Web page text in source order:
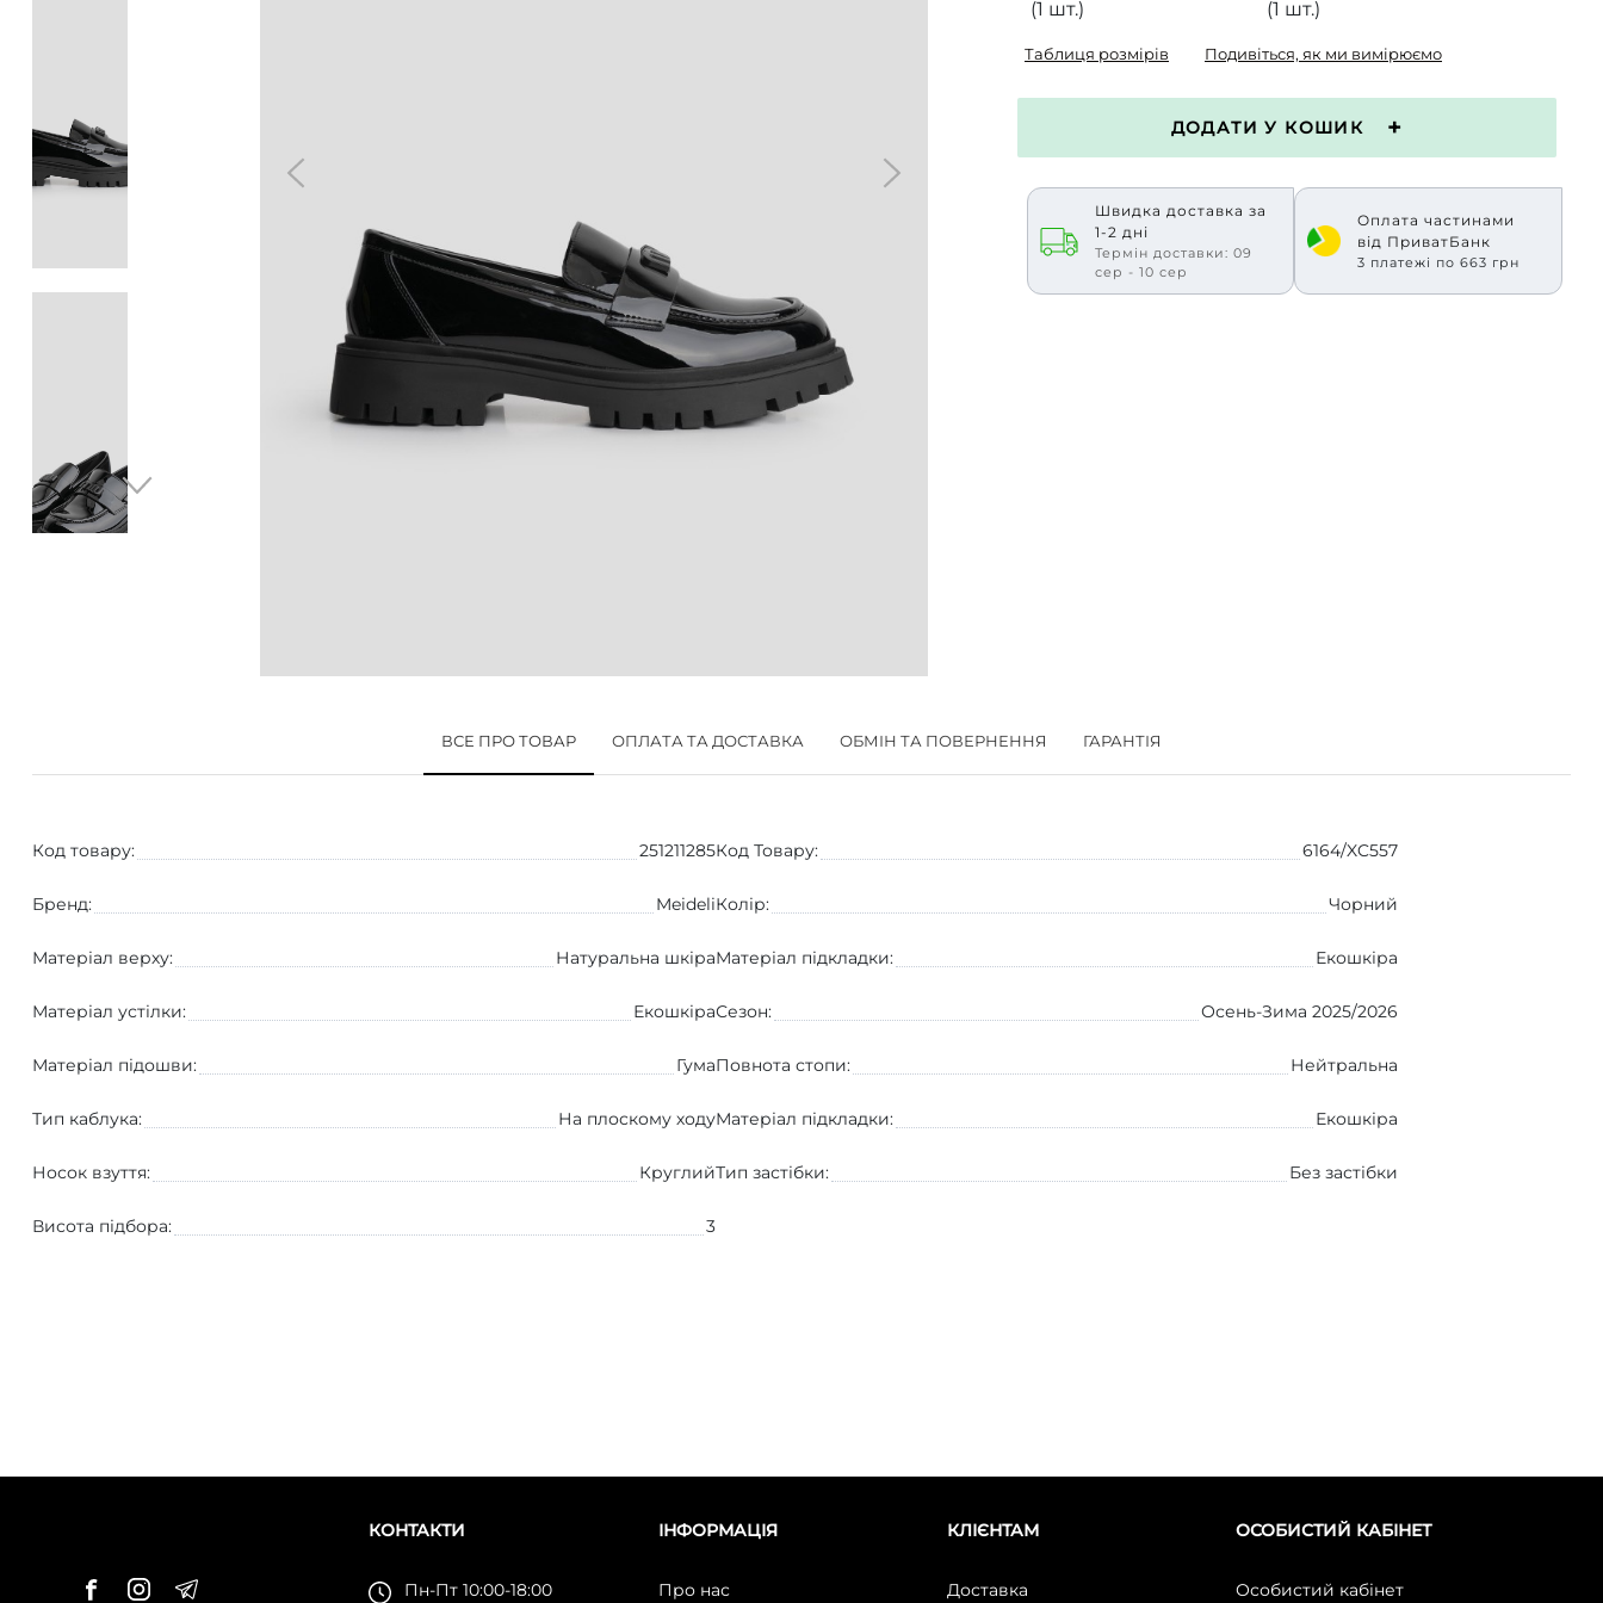
(1 шт.) (1 шт.)
Таблиця розмірів Подивіться, як ми вимірюємо
ДОДАТИ У КОШИК
Швидка доставка за
1-2 дні
Термін доставки: 09
сер - 10 сер
Оплата частинами
від ПриватБанк
3 платежі по 663 грн
ВСЕ ПРО ТОВАР ОПЛАТА ТА ДОСТАВКА ОБМІН ТА ПОВЕРНЕННЯ ГАРАНТІЯ
Код товару: 251211285Код Товару: 6164/XC557
Бренд: MeideliКолір: Чорний
Матеріал верху: Натуральна шкіраМатеріал підкладки: Екошкіра
Матеріал устілки: ЕкошкіраСезон: Осень-Зима 2025/2026
Матеріал підошви: ГумаПовнота стопи: Нейтральна
Тип каблука: На плоскому ходуМатеріал підкладки: Екошкіра
Носок взуття: КруглийТип застібки: Без застібки
Висота підбора: 3
КОНТАКТИ
Пн-Пт 10:00-18:00
ІНФОРМАЦІЯ
Про нас
КЛІЄНТАМ
Доставка
ОСОБИСТИЙ КАБІНЕТ
Особистий кабінет